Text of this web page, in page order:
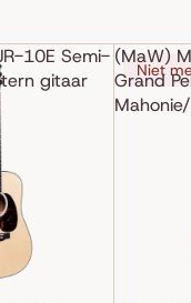
10E Semi-
gitaar
(MaW)
Grand
Niet